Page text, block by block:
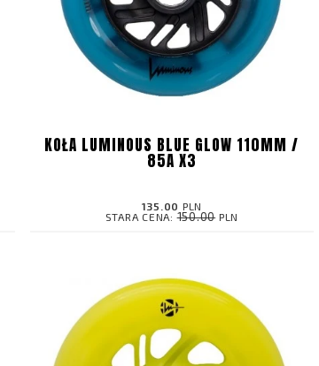
KOŁA LUMINOUS BLUE GLOW 110MM /
85A X3
135.00 PLN
STARA CENA:150.00PLN